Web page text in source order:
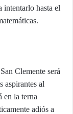
intentarlo hasta el
Clemente será
aspirantes al
en la terna
adiós a